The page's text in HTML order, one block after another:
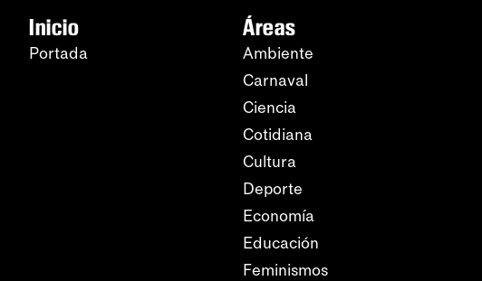
Inicio
Portada
Áreas
Ambiente
Carnaval
Ciencia
Cotidiana
Cultura
Deporte
Economía
Educación
Feminismos